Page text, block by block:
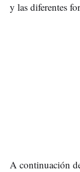
y las diferentes
A continuación